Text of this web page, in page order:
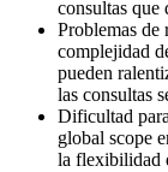
consultas que
Problemas de
complejidad
pueden
las consultas
Dificultad
global scope
la flexibilidad